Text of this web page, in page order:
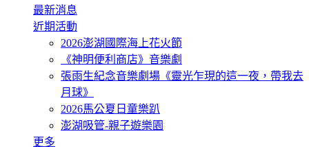
最新消息
近期活動
2026澎湖國際海上花火節
《神明便利商店》音樂劇
張雨生紀念音樂劇場《靈光乍現的這一夜，帶我去
月球》
2026馬公夏日童樂趴
澎湖吸管-親子遊樂園
更多